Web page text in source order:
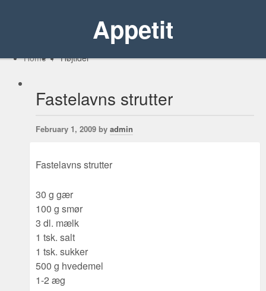
Appetit
Home / Højtider
Fastelavns strutter
February 1, 2009 by admin
Fastelavns strutter
30 g gær
100 g smør
3 dl. mælk
1 tsk. salt
1 tsk. sukker
500 g hvedemel
1-2 æg